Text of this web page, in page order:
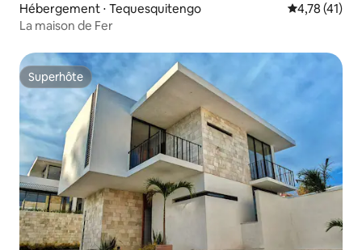
Hébergement ⋅ Tequesquitengo Évaluation
4,78 (41)
La maison de Fer
Superhôte
Superhôte